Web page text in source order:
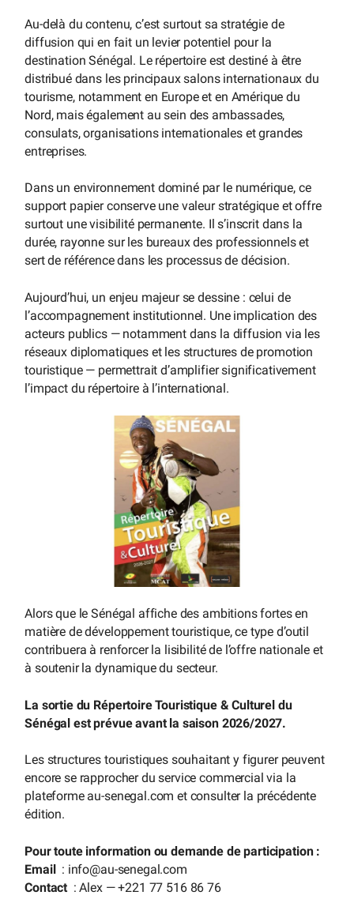
Au-delà du contenu, c’est surtout sa stratégie de
diffusion qui en fait un levier potentiel pour la
destination Sénégal. Le répertoire est destiné à être
distribué dans les principaux salons internationaux du
tourisme, notamment en Europe et en Amérique du
Nord, mais également au sein des ambassades,
consulats, organisations internationales et grandes
entreprises.
Dans un environnement dominé par le numérique, ce
support papier conserve une valeur stratégique et offre
surtout une visibilité permanente. Il s’inscrit dans la
durée, rayonne sur les bureaux des professionnels et
sert de référence dans les processus de décision.
Aujourd’hui, un enjeu majeur se dessine : celui de
l’accompagnement institutionnel. Une implication des
acteurs publics — notamment dans la diffusion via les
réseaux diplomatiques et les structures de promotion
touristique — permettrait d’amplifier significativement
l’impact du répertoire à l’international.
Alors que le Sénégal affiche des ambitions fortes en
matière de développement touristique, ce type d’outil
contribuera à renforcer la lisibilité de l’offre nationale et
à soutenir la dynamique du secteur.
La sortie du Répertoire Touristique & Culturel du
Sénégal est prévue avant la saison 2026/2027.
Les structures touristiques souhaitant y figurer peuvent
encore se rapprocher du service commercial via la
plateforme au-senegal.com et consulter la précédente
édition.
Pour toute information ou demande de participation :
Email : info@au-senegal.com
Contact : Alex — +221 77 516 86 76